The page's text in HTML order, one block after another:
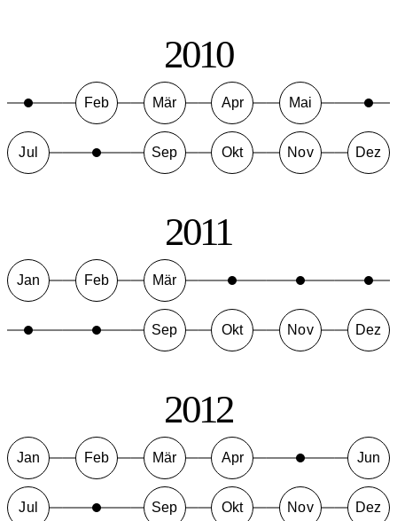
2010
Feb Mär Apr Mai
Jul Sep Okt Nov Dez
2011
Jan Feb Mär
Sep Okt Nov Dez
2012
Jan Feb Mär Apr Jun
Jul Sep Okt Nov Dez